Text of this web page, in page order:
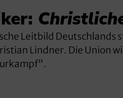
Leitbild Deutschlands
Lindner. Die Union